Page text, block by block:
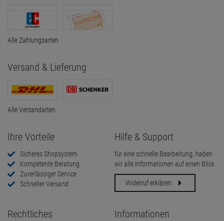
Alle Zahlungsarten
Versand & Lieferung
Alle Versandarten
Ihre Vorteile
Sicheres Shopsystem
Kompetente Beratung
Zuverlässiger Service
Schneller Versand
Hilfe & Support
für eine schnelle Bearbeitung, haben
wir alle Informationen auf einen Blick
Widerruf erklären
Rechtliches Informationen